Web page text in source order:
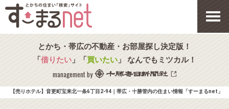
とかち・帯広の不動産・お部屋探し決定版！
「借りたい」「買いたい」 なんでもミツカル！
management by
【売りホテル】音更町宝来北一条6丁目2-94｜帯広・十勝管内の住まい情報「すーまるnet」